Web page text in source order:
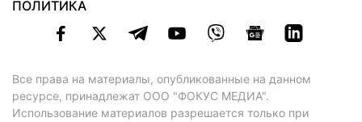
ПОЛИТИКА
Все права на материалы, опубликованные на данном
ресурсе, принадлежат ООО "ФОКУС МЕДИА".
Использование материалов разрешается только при